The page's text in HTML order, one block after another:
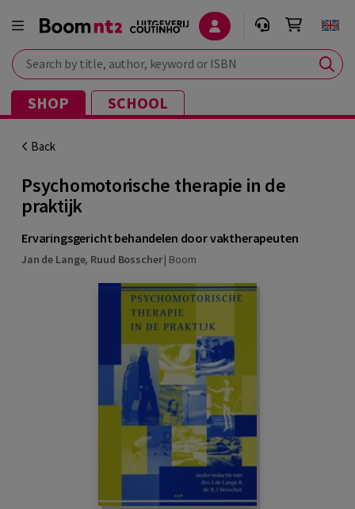
Search by title, author, keyword or ISBN
SHOP SCHOOL
Back
Psychomotorische therapie in de
praktijk
Ervaringsgericht behandelen door vaktherapeuten
Jan de Lange, Ruud Bosscher| Boom